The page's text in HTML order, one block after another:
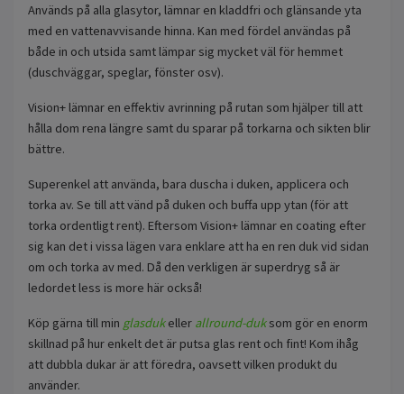
Används på alla glasytor, lämnar en kladdfri och glänsande yta
med en vattenavvisande hinna. Kan med fördel användas på
både in och utsida samt lämpar sig mycket väl för hemmet
(duschväggar, speglar, fönster osv).
Vision+ lämnar en effektiv avrinning på rutan som hjälper till att
hålla dom rena längre samt du sparar på torkarna och sikten blir
bättre.
Superenkel att använda, bara duscha i duken, applicera och
torka av. Se till att vänd på duken och buffa upp ytan (för att
torka ordentligt rent). Eftersom Vision+ lämnar en coating efter
sig kan det i vissa lägen vara enklare att ha en ren duk vid sidan
om och torka av med. Då den verkligen är superdryg så är
ledordet less is more här också!
Köp gärna till min glasdukeller allround-duksom gör en enorm
skillnad på hur enkelt det är putsa glas rent och fint! Kom ihåg
att dubbla dukar är att föredra, oavsett vilken produkt du
använder.